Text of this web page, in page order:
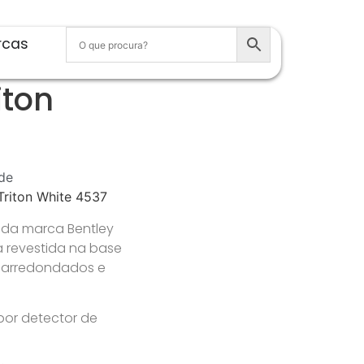
White 4537
da marca Bentley
na base
e
detector de